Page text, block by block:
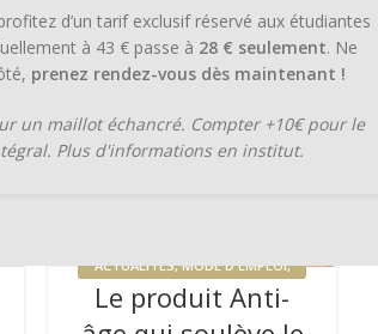
d’un tarif exclusif réservé aux étudiantes
à 43 € passe à 28 € seulement. Ne
prenez rendez-vous dès maintenant !
un maillot échancré. Compter +10€ pour le
Plus d'informations en institut.
31
MAR
ACTUALITÉS,MODE D'EMPLOI,
PREMIUM
Le produit Anti-